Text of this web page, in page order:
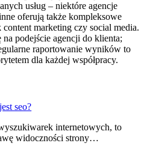
usług – niektóre agencje
oferują także kompleksowe
marketing czy social media.
podejście agencji do klienta;
raportowanie wyników to
dla każdej współpracy.
seo?
internetowych, to
widoczności strony…